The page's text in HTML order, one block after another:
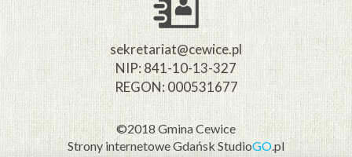
sekretariat@cewice.pl
NIP: 841-10-13-327
REGON: 000531677
©2018 Gmina Cewice
Strony internetowe Gdańsk StudioGO.pl